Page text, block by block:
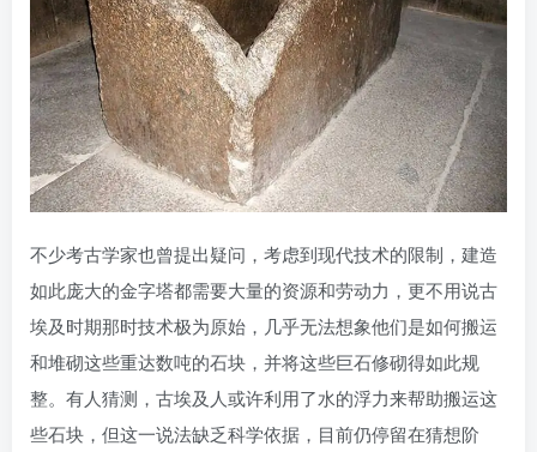
不少考古学家也曾提出疑问，考虑到现代技术的限制，建造
如此庞大的金字塔都需要大量的资源和劳动力，更不用说古
埃及时期那时技术极为原始，几乎无法想象他们是如何搬运
和堆砌这些重达数吨的石块，并将这些巨石修砌得如此规
整。有人猜测，古埃及人或许利用了水的浮力来帮助搬运这
些石块，但这一说法缺乏科学依据，目前仍停留在猜想阶